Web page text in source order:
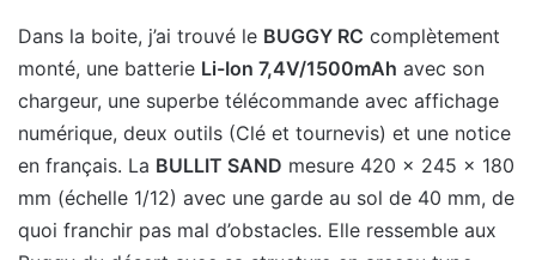
Dans la boite, j’ai trouvé le BUGGY RC complètement
monté, une batterie Li-Ion 7,4V/1500mAh avec son
chargeur, une superbe télécommande avec affichage
numérique, deux outils (Clé et tournevis) et une notice
en français. La BULLIT SAND mesure 420 x 245 x 180
mm (échelle 1/12) avec une garde au sol de 40 mm, de
quoi franchir pas mal d’obstacles. Elle ressemble aux